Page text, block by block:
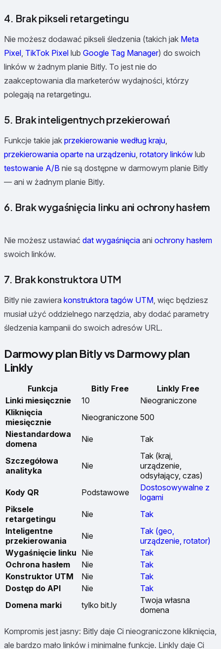
4. Brak pikseli retargetingu
Nie możesz dodawać pikseli śledzenia (takich jak Meta
Pixel, TikTok Pixel lub Google Tag Manager) do swoich
linków w żadnym planie Bitly. To jest nie do
zaakceptowania dla marketerów wydajności, którzy
polegają na retargetingu.
5. Brak inteligentnych przekierowań
Funkcje takie jak przekierowanie według kraju,
przekierowania oparte na urządzeniu, rotatory linków lub
testowanie A/B nie są dostępne w darmowym planie Bitly
— ani w żadnym planie Bitly.
6. Brak wygaśnięcia linku ani ochrony hasłem
Nie możesz ustawiać dat wygaśnięcia ani ochrony hasłem
swoich linków.
7. Brak konstruktora UTM
Bitly nie zawiera konstruktora tagów UTM, więc będziesz
musiał użyć oddzielnego narzędzia, aby dodać parametry
śledzenia kampanii do swoich adresów URL.
Darmowy plan Bitly vs Darmowy plan
Linkly
Funkcja Bitly Free
Linkly Free
Linki miesięcznie
10
Nieograniczone
Kliknięcia
miesięcznie
Nieograniczone 500
Niestandardowa
domena
Nie Tak
Szczegółowa
analityka
Nie
Tak (kraj,
urządzenie,
odsyłający, czas)
Kody QR
Podstawowe
Dostosowywalne z
logami
Piksele
retargetingu
Nie
Tak
Inteligentne
przekierowania
Nie
Tak (geo,
urządzenie, rotator)
Wygaśnięcie linku Nie
Tak
Ochrona hasłem
Nie
Tak
Konstruktor UTM
Nie
Tak
Dostęp do API
Nie
Tak
Domena marki
tylko bit.ly
Twoja własna
domena
Kompromis jest jasny: Bitly daje Ci nieograniczone kliknięcia,
ale bardzo mało linków i minimalne funkcje. Linkly daje Ci